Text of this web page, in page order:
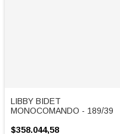
LIBBY BIDET
MONOCOMANDO - 189/39
$358.044,58